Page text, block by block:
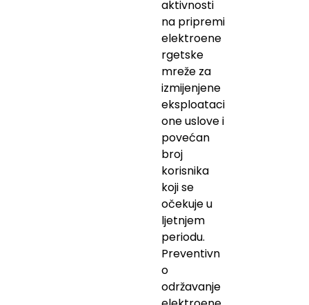
aktivnosti
na pripremi
elektroene
rgetske
mreže za
izmijenjene
eksploataci
one uslove i
povećan
broj
korisnika
koji se
očekuje u
ljetnjem
periodu.
Preventivn
o
održavanje